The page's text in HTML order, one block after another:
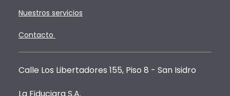
Nuestros servicios
Contacto
Calle Los Libertadores 155, Piso 8 - San Isidro